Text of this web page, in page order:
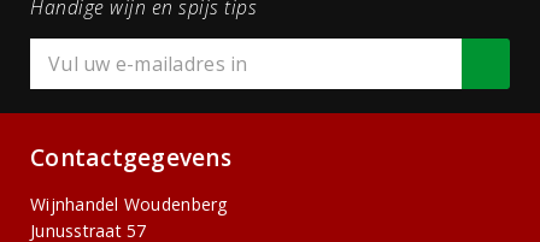
Handige wijn en spijs tips
Contactgegevens
Wijnhandel Woudenberg
Junusstraat 57